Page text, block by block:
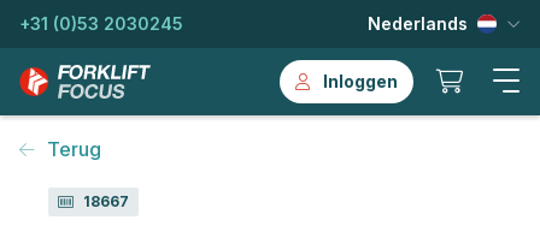
+31 (0)53 2030245 Nederlands
Inloggen
Terug
18667